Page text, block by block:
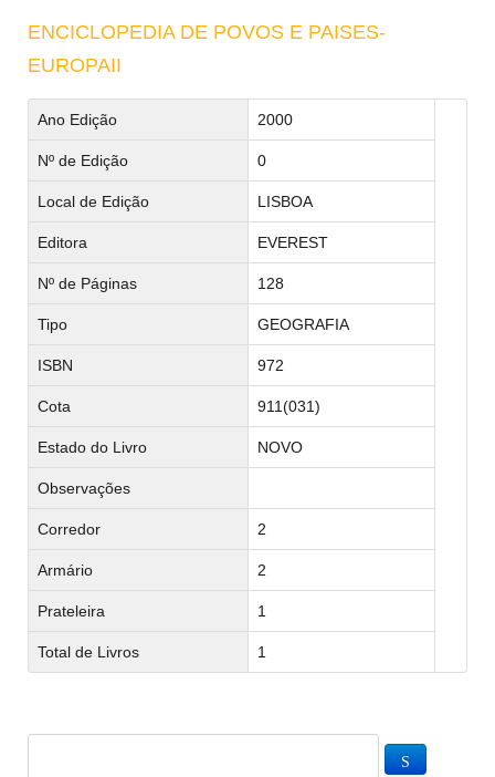
ENCICLOPEDIA DE POVOS E PAISES-
EUROPAII
Ano Edição 2000
Nº de Edição 0
Local de Edição LISBOA
Editora EVEREST
Nº de Páginas 128
Tipo GEOGRAFIA
ISBN 972
Cota 911(031)
Estado do Livro NOVO
Observações
Corredor 2
Armário 2
Prateleira 1
Total de Livros 1